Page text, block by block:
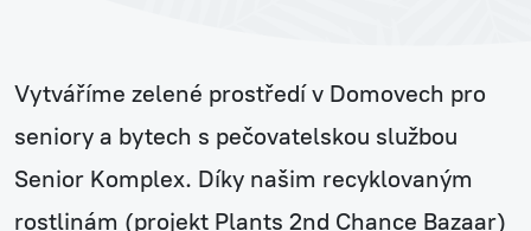
Vytváříme zelené prostředí v Domovech pro
seniory a bytech s pečovatelskou službou
Senior Komplex. Díky našim recyklovaným
rostlinám (projekt Plants 2nd Chance Bazaar)